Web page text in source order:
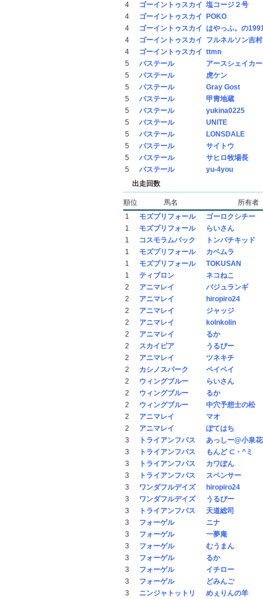
4
ゴーイントゥスカイ 塩コージ２号
4
ゴーイントゥスカイ
POKO
4
ゴーイントゥスカイ はやっふ。の
4
ゴーイントゥスカイ フルネルソン吉村
4
ゴーイントゥスカイ ttmn
5
バステール
アースシェイカー
5
バステール
虎ケン
5
バステール
Gray Gost
5
バステール
甲冑地蔵
5
バステール
yukina0225
5
バステール
UNITE
5
バステール
LONSDALE
5
バステール
サイトウ
5
バステール
サヒロ牧場長
5
バステール
yu-4you
出走回数
順位 馬名
所有者
1
モズプリフォール
ゴーロクシチー
1
モズプリフォール
らいさん
1
コスモラムバック
トンパチキッド
1
モズプリフォール
カベムラ
1
モズプリフォール
TOKUSAN
1
ティブロン
ネコねこ
2
アニマレイ
バジュランギ
2
アニマレイ
hiropiro24
2
アニマレイ
ジャッジ
2
アニマレイ
kolnkolin
2
アニマレイ
るか
2
スカイピア
うるぴー
2
アニマレイ
ツネキチ
2
カシノスパーク
ペイペイ
2
ウィングブルー
らいさん
2
ウィングブルー
るか
2
ウィングブルー
中穴予想士の松
2
アニマレイ
マオ
2
アニマレイ
ぽてはち
3
トライアンフパス
あっしー@小泉
3
トライアンフパス
もんど ⊂・^ミ
3
トライアンフパス
カワぽん
3
トライアンフパス
スペンサー
3
ワンダフルデイズ
hiropiro24
3
ワンダフルデイズ
うるぴー
3
トライアンフパス
天道総司
3
フォーゲル
ニナ
3
フォーゲル
一夢庵
3
フォーゲル
むうまん
3
フォーゲル
るか
3
フォーゲル
イチロー
3
フォーゲル
どみんご
3
ニンジャトットリ めぇりんの羊